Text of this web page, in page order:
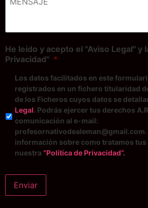
He leído y acepto el "Aviso Legal" y
Privacidad" *
Los datos facilitados en este
registrados en un fichero titularidad
de los Ficheros cuyos datos se
Legal. Podrás ejercer tus derechos
comunicación al e-mail:
profesornativodealeman@gmail.com.
información sobre como tratamos tus
nuestra “Política de Privacidad”.
Enviar